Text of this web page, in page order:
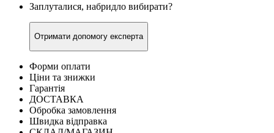
Заплуталися, набридло вибирати?
Отримати допомогу експерта
Форми оплати
Ціни та знижки
Гарантія
ДОСТАВКА
Обробка замовлення
Швидка відправка